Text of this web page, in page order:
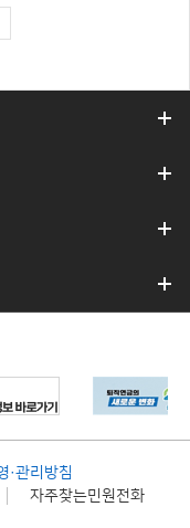
·관리방침
자주찾는민원전화